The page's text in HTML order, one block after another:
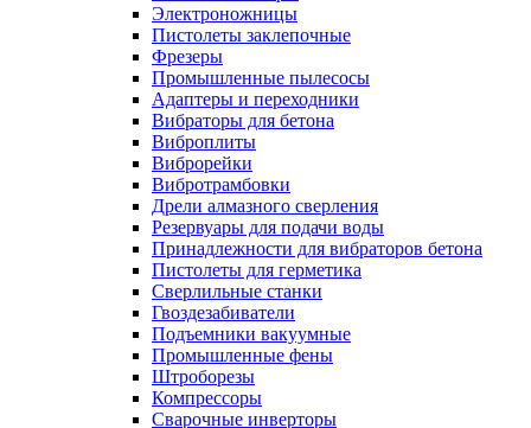
Электроножницы
Пистолеты заклепочные
Фрезеры
Промышленные пылесосы
Адаптеры и переходники
Вибраторы для бетона
Виброплиты
Виброрейки
Вибротрамбовки
Дрели алмазного сверления
Резервуары для подачи воды
Принадлежности для вибраторов бетона
Пистолеты для герметика
Сверлильные станки
Гвоздезабиватели
Подъемники вакуумные
Промышленные фены
Штроборезы
Компрессоры
Сварочные инверторы